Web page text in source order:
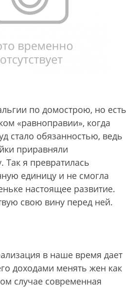
по домострою, но есть
«равноправии», когда
стало обязанностью, ведь
приравняли
Так я превратилась
единицу и не смогла
настоящее развитие.
свою вину перед ней.
в наше время дает
доходами менять жен как
случае современная